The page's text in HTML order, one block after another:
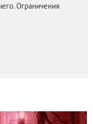
Ограничения